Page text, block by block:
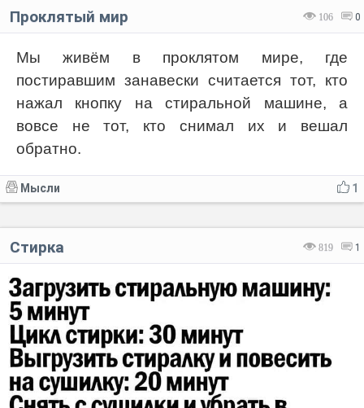
106 0
Проклятый мир
Мы живём в проклятом мире, где
постиравшим занавески считается тот, кто
нажал кнопку на стиральной машине, а
вовсе не тот, кто снимал их и вешал
обратно.
1
Мысли
819 1
Стирка